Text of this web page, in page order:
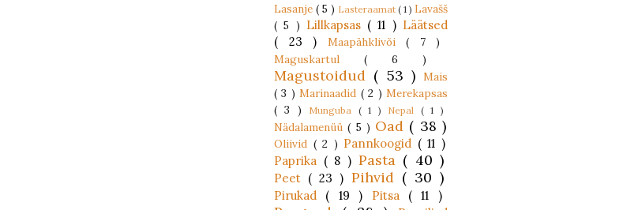
Lasanje ( 5 ) Lasteraamat ( 1 ) Lavašš
( 5 ) Lillkapsas ( 11 ) Läätsed
( 23 ) Maapähklivõi( 7 )
Maguskartul ( 6 )
Magustoidud ( 53 ) Mais
( 3 )Marinaadid ( 2 )Merekapsas
( 3 )
Munguba ( 1 ) Nepal ( 1 )
Nädalamenüü( 5 ) Oad ( 38 )
Oliivid ( 2 ) Pannkoogid ( 11 )
Paprika ( 8 ) Pasta ( 40 )
Peet ( 23 ) Pihvid ( 30 )
Pirukad ( 19 ) Pitsa ( 11 )